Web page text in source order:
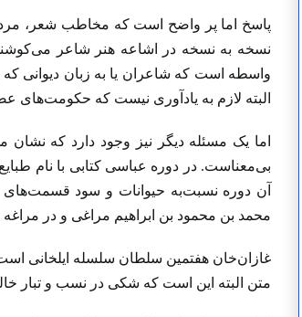
پاسخ اما پر واضح است که مخاطب شعر،
نسخه به نسخه در اشاعه هنر شاعر
واسطه است که شاعران یا به زبان دیوانی که
البته لازم به یادآوری نیست که حکومت‌های
اما یک مسئله دیگر نیز وجود دارد که
بی‌معناست. در دوره عباسی کتابی با نام
محمد بن محمود بن ابراهیم مراغی و در
متن البته این است که شکی در نسب و تبار